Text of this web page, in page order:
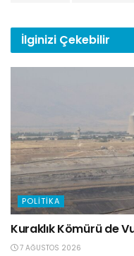
İlginizi Çekebilir
POLITIKA
Kuraklık Kömürü de
7 AĞUSTOS 2026